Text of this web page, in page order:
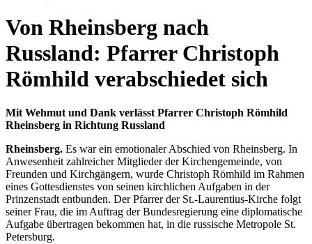
Von Rheinsberg nach
Russland: Pfarrer Christoph
Römhild verabschiedet sich
Mit Wehmut und Dank verlässt Pfarrer Christoph Römhild
Rheinsberg in Richtung Russland
Rheinsberg. Es war ein emotionaler Abschied von Rheinsberg. In
Anwesenheit zahlreicher Mitglieder der Kirchengemeinde, von
Freunden und Kirchgängern, wurde Christoph Römhild im Rahmen
eines Gottesdienstes von seinen kirchlichen Aufgaben in der
Prinzenstadt entbunden. Der Pfarrer der St.-Laurentius-Kirche folgt
seiner Frau, die im Auftrag der Bundesregierung eine diplomatische
Aufgabe übertragen bekommen hat, in die russische Metropole St.
Petersburg.